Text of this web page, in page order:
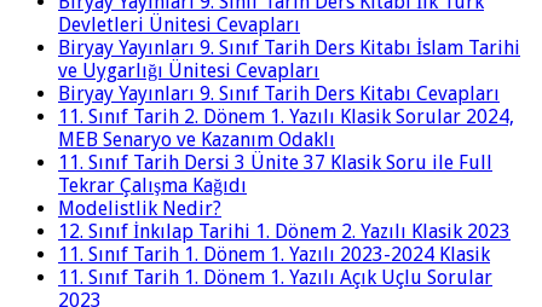
Devletleri Ünitesi Cevapları
Biryay Yayınları 9. Sınıf Tarih Ders Kitabı İslam Tarihi
ve Uygarlığı Ünitesi Cevapları
Biryay Yayınları 9. Sınıf Tarih Ders Kitabı Cevapları
11. Sınıf Tarih 2. Dönem 1. Yazılı Klasik Sorular 2024,
MEB Senaryo ve Kazanım Odaklı
11. Sınıf Tarih Dersi 3 Ünite 37 Klasik Soru ile Full
Tekrar Çalışma Kağıdı
Modelistlik Nedir?
12. Sınıf İnkılap Tarihi 1. Dönem 2. Yazılı Klasik 2023
11. Sınıf Tarih 1. Dönem 1. Yazılı 2023-2024 Klasik
11. Sınıf Tarih 1. Dönem 1. Yazılı Açık Uçlu Sorular
2023